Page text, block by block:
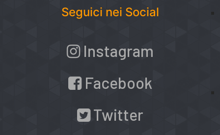
Seguici nei Social
Instagram
Facebook
Twitter